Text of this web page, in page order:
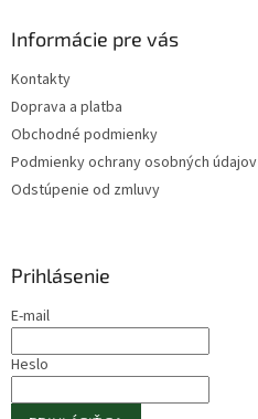
Informácie pre vás
Kontakty
Doprava a platba
Obchodné podmienky
Podmienky ochrany osobných údajov
Odstúpenie od zmluvy
Prihlásenie
E-mail
Heslo